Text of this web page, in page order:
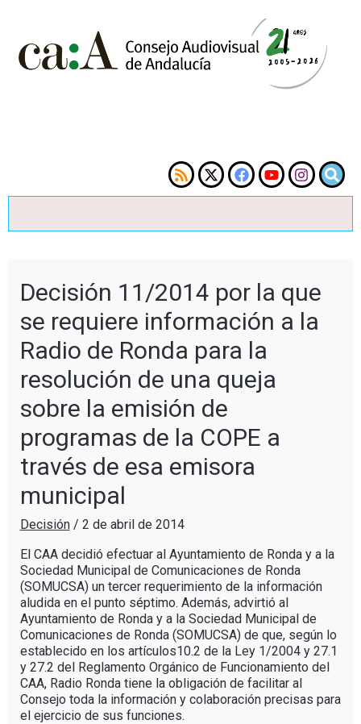
Decisión 11/2014 por la que
se requiere información a la
Radio de Ronda para la
resolución de una queja
sobre la emisión de
programas de la COPE a
través de esa emisora
municipal
Decisión/ 2 de abril de 2014
El CAA decidió efectuar al Ayuntamiento de Ronda y a la
Sociedad Municipal de Comunicaciones de Ronda
(SOMUCSA) un tercer requerimiento de la información
aludida en el punto séptimo. Además, advirtió al
Ayuntamiento de Ronda y a la Sociedad Municipal de
Comunicaciones de Ronda (SOMUCSA) de que, según lo
establecido en los artículos10.2 de la Ley 1/2004 y 27.1
y 27.2 del Reglamento Orgánico de Funcionamiento del
CAA, Radio Ronda tiene la obligación de facilitar al
Consejo toda la información y colaboración precisas para
el ejercicio de sus funciones.